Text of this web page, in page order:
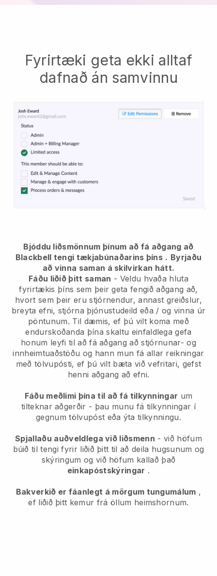
Fyrirtæki geta ekki alltaf
dafnað án samvinnu
Bjóddu liðsmönnum þínum að fá aðgang að
Blackbell tengi tækjabúnaðarins þíns . Byrjaðu
að vinna saman á skilvirkan hátt.
Fáðu liðið þitt saman - Veldu hvaða hluta
fyrirtækis þíns sem þeir geta fengið aðgang að,
hvort sem þeir eru stjórnendur, annast greiðslur,
breyta efni, stjórna þjónustudeild eða / og vinna úr
pöntunum. Til dæmis, ef þú vilt koma með
endurskoðanda þína skaltu einfaldlega gefa
honum leyfi til að fá aðgang að stjórnunar- og
innheimtuaðstöðu og hann mun fá allar reikningar
með tölvupósti, ef þú vilt bæta við vefritari, gefst
henni aðgang að efni.
Fáðu meðlimi þína til að fá tilkynningar um
tilteknar aðgerðir - þau munu fá tilkynningar í
gegnum tölvupóst eða ýta tilkynningu.
Spjallaðu auðveldlega við liðsmenn - við höfum
búið til tengi fyrir liðið þitt til að deila hugsunum og
skýringum og við höfum kallað það
einkapóstskýringar .
Bakverkið er fáanlegt á mörgum tungumálum ,
ef liðið þitt kemur frá öllum heimshornum.